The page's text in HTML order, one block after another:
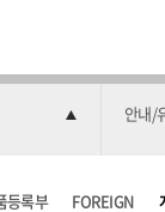
안내/
등록부 FOREIGN